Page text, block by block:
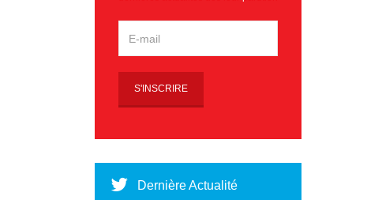
Dernière Actualité